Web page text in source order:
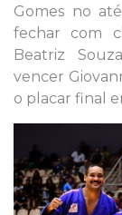
Gomes no
fechar com
Beatriz
vencer
o placar final